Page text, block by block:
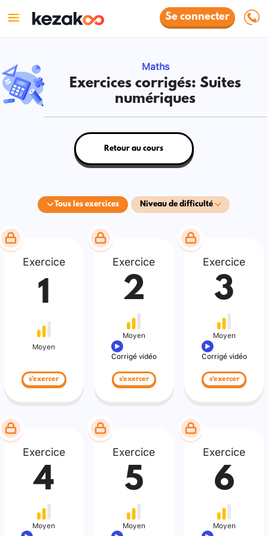
Se connecter
Maths
Exercices corrigés: Suites
numériques
Tous les exercices Niveau de difficulté
Retour au cours
Exercice
1
Moyen
s'exercer
Exercice
2
Moyen
Corrigé vidéo
s'exercer
Exercice
3
Moyen
Corrigé vidéo
s'exercer
Exercice
4
Moyen
Exercice
5
Moyen
Exercice
6
Moyen